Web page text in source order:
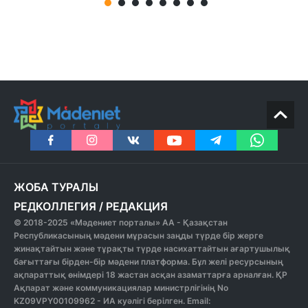
ЖОБА ТУРАЛЫ
РЕДКОЛЛЕГИЯ / РЕДАКЦИЯ
© 2018-2025 «Мәдениет порталы» АА - Қазақстан
Республикасының мәдени мұрасын заңды түрде бір жерге
жинақтайтын және тұрақты түрде насихаттайтын ағартушылық
бағыттағы бірден-бір мәдени платформа. Бұл желі ресурсының
ақпараттық өнімдері 18 жастан асқан азаматтарға арналған. ҚР
Ақпарат және коммуникациялар министрлігінің No
KZ09VPY00109962 - ИА куәлігі берілген. Email: